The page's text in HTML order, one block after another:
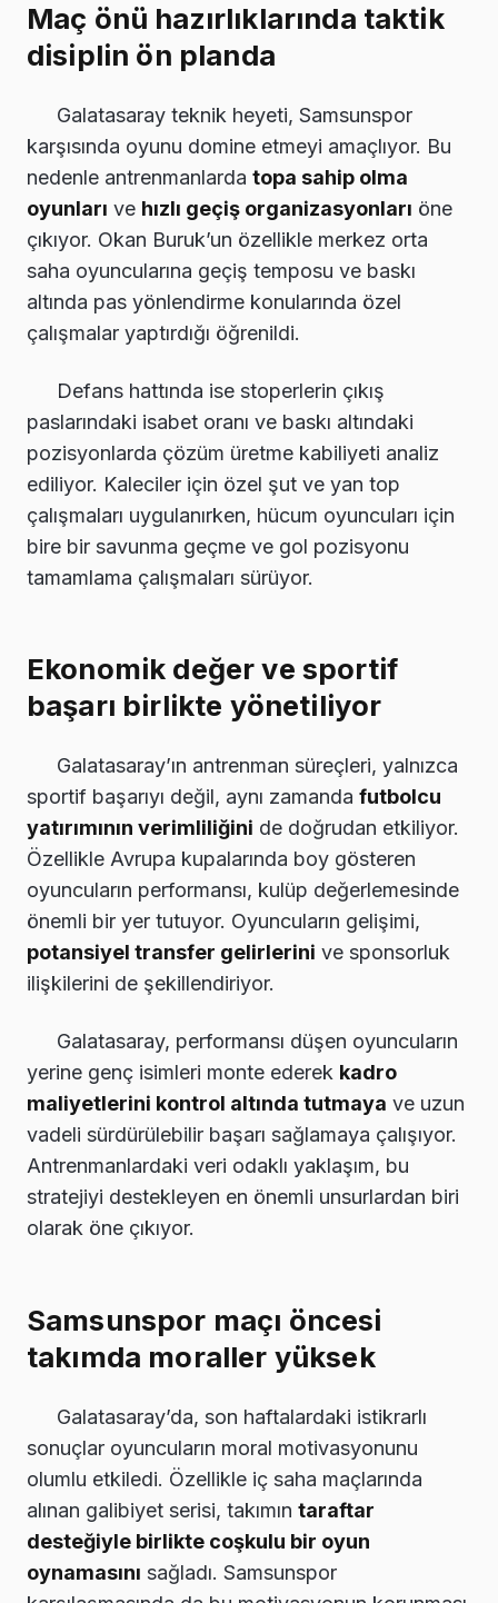
Maç önü hazırlıklarında taktik
disiplin ön planda
Galatasaray teknik heyeti, Samsunspor
karşısında oyunu domine etmeyi amaçlıyor. Bu
nedenle antrenmanlarda topa sahip olma
oyunları ve hızlı geçiş organizasyonları öne
çıkıyor. Okan Buruk’un özellikle merkez orta
saha oyuncularına geçiş temposu ve baskı
altında pas yönlendirme konularında özel
çalışmalar yaptırdığı öğrenildi.
Defans hattında ise stoperlerin çıkış
paslarındaki isabet oranı ve baskı altındaki
pozisyonlarda çözüm üretme kabiliyeti analiz
ediliyor. Kaleciler için özel şut ve yan top
çalışmaları uygulanırken, hücum oyuncuları için
bire bir savunma geçme ve gol pozisyonu
tamamlama çalışmaları sürüyor.
Ekonomik değer ve sportif
başarı birlikte yönetiliyor
Galatasaray’ın antrenman süreçleri, yalnızca
sportif başarıyı değil, aynı zamanda futbolcu
yatırımının verimliliğini de doğrudan etkiliyor.
Özellikle Avrupa kupalarında boy gösteren
oyuncuların performansı, kulüp değerlemesinde
önemli bir yer tutuyor. Oyuncuların gelişimi,
potansiyel transfer gelirlerini ve sponsorluk
ilişkilerini de şekillendiriyor.
Galatasaray, performansı düşen oyuncuların
yerine genç isimleri monte ederek kadro
maliyetlerini kontrol altında tutmaya ve uzun
vadeli sürdürülebilir başarı sağlamaya çalışıyor.
Antrenmanlardaki veri odaklı yaklaşım, bu
stratejiyi destekleyen en önemli unsurlardan biri
olarak öne çıkıyor.
Samsunspor maçı öncesi
takımda moraller yüksek
Galatasaray’da, son haftalardaki istikrarlı
sonuçlar oyuncuların moral motivasyonunu
olumlu etkiledi. Özellikle iç saha maçlarında
alınan galibiyet serisi, takımın taraftar
desteğiyle birlikte coşkulu bir oyun
oynamasını sağladı. Samsunspor